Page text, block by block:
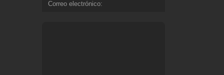
Correo electrónico